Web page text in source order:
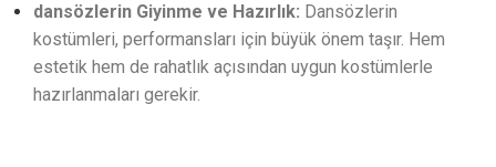
dansözlerin Giyinme ve Hazırlık: Dansözlerin
kostümleri, performansları için büyük önem taşır. Hem
estetik hem de rahatlık açısından uygun kostümlerle
hazırlanmaları gerekir.